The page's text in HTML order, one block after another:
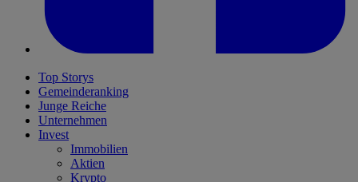
Top Storys
Gemeinderanking
Junge Reiche
Unternehmen
Invest
Immobilien
Aktien
Krypto